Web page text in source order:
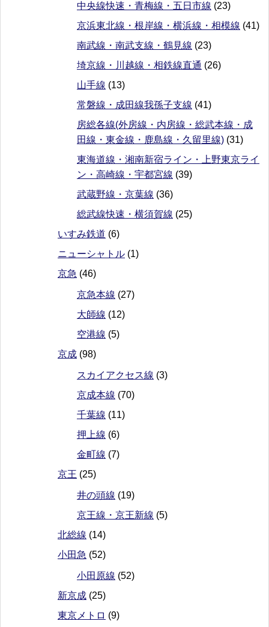
中央線快速・青梅線・五日市線 (23)
京浜東北線・根岸線・横浜線・相模線 (41)
南武線・南武支線・鶴見線 (23)
埼京線・川越線・相鉄線直通 (26)
山手線 (13)
常磐線・成田線我孫子支線 (41)
房総各線(外房線・内房線・総武本線・成
田線・東金線・鹿島線・久留里線) (31)
東海道線・湘南新宿ライン・上野東京ライ
ン・高崎線・宇都宮線 (39)
武蔵野線・京葉線 (36)
総武線快速・横須賀線 (25)
いすみ鉄道 (6)
ニューシャトル (1)
京急 (46)
京急本線 (27)
大師線 (12)
空港線 (5)
京成 (98)
スカイアクセス線 (3)
京成本線 (70)
千葉線 (11)
押上線 (6)
金町線 (7)
京王 (25)
井の頭線 (19)
京王線・京王新線 (5)
北総線 (14)
小田急 (52)
小田原線 (52)
新京成 (25)
東京メトロ (9)